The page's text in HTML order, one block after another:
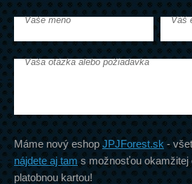
Vaše meno Váš
Vaša otázka alebo požiadavka
Máme nový eshopJPJForest.sk-
nájdete aj tams možnosťou okamžitej
platobnou kartou!